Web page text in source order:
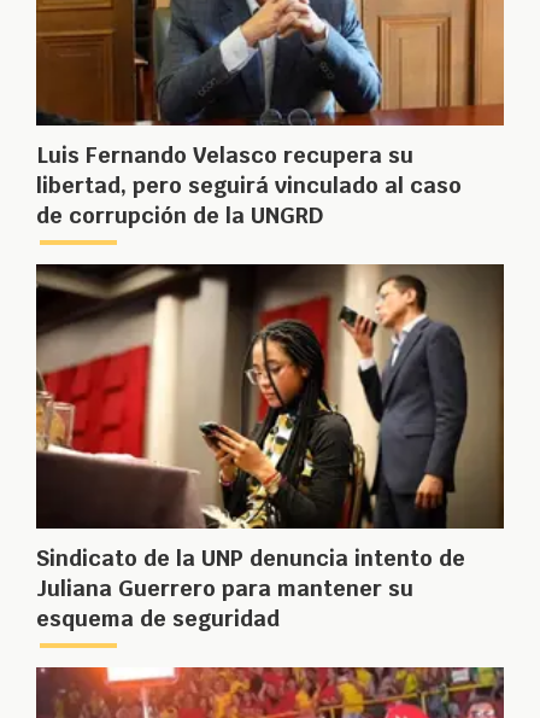
Luis Fernando Velasco recupera su
libertad, pero seguirá vinculado al caso
de corrupción de la UNGRD
Sindicato de la UNP denuncia intento de
Juliana Guerrero para mantener su
esquema de seguridad